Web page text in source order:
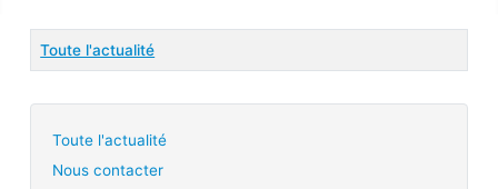
Titre
Toute l'actualité
Toute l'actualité
Nous contacter